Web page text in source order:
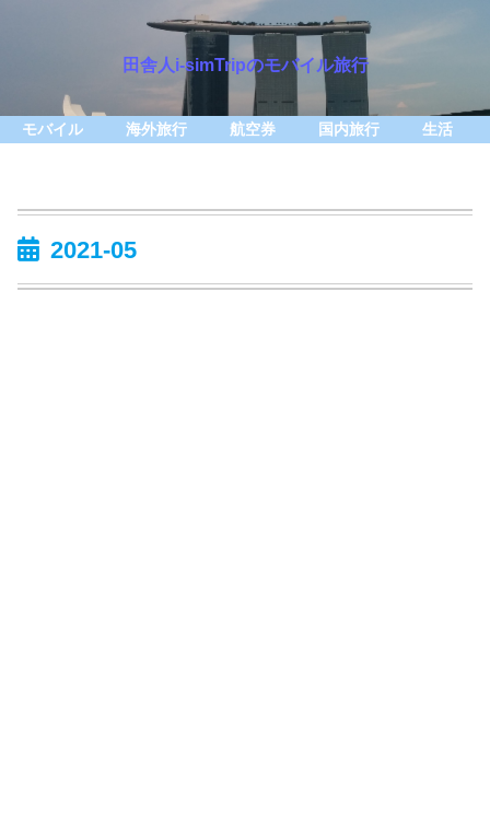
田舎人i-simTripのモバイル旅行
モバイル 海外旅行 航空券 国内旅行 生活
2021-05